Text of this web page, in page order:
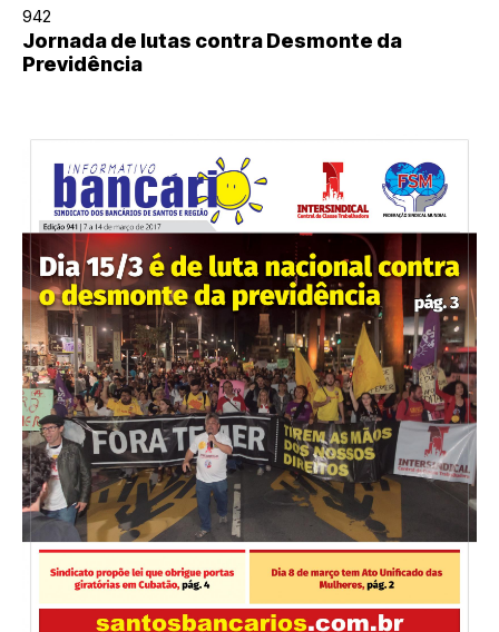
942
Jornada de lutas contra Desmonte da
Previdência